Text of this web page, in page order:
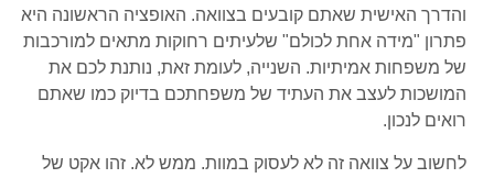
והדרך האישית שאתם קובעים בצוואה. האופציה הראשונה היא
פתרון "מידה אחת לכולם" שלעיתים רחוקות מתאים למורכבות
של משפחות אמיתיות. השנייה, לעומת זאת, נותנת לכם את
המושכות לעצב את העתיד של משפחתכם בדיוק כמו שאתם
רואים לנכון.
לחשוב על צוואה זה לא לעסוק במוות. ממש לא. זהו אקט של